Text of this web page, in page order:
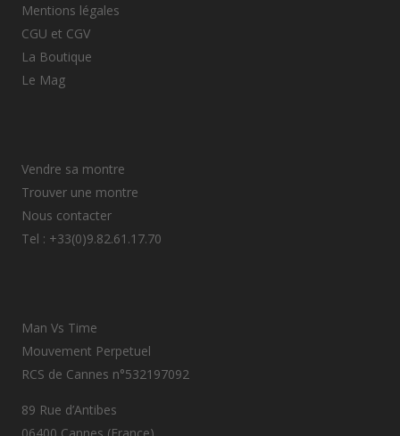
Mentions légales
CGU et CGV
La Boutique
Le Mag
Vendre sa montre
Trouver une montre
Nous contacter
Tel : +33(0)9.82.61.17.70
Man Vs Time
Mouvement Perpetuel
RCS de Cannes n°532197092
89 Rue d’Antibes